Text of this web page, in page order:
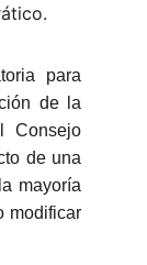
para
de la
Consejo
de una
mayoría
modificar